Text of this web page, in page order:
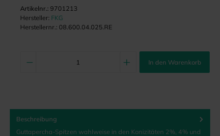
Artikelnr.: 9701213
Hersteller: FKG
Herstellernr.: 08.600.04.025.RE
In den Warenkorb
Beschreibung
Guttapercha-Spitzen wahlweise in den Konizitäten 2%, 4% und